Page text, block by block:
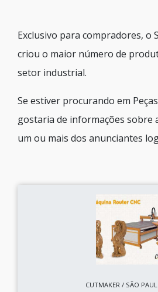
Exclusivo para compradores, o
criou o maior número de
setor industrial.
Se estiver procurando em
gostaria de informações sobre
um ou mais dos anunciantes
CUTMAKER / SÃO